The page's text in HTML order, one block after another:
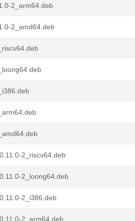
2_arm64.deb
2_amd64.deb
2_riscv64.deb
2_loong64.deb
2_i386.deb
2_arm64.deb